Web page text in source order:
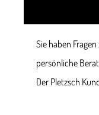
Sie haben
persönliche
Der Pletzsch